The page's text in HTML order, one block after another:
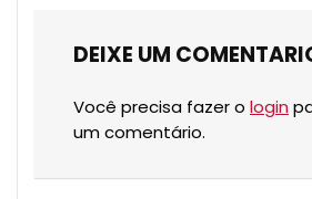
DEIXE UM
Você precisa fazer o login
um comentário.